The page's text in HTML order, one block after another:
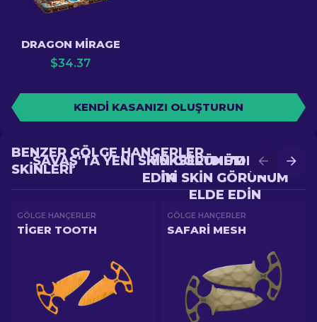
DRAGON MIRAGE
$34.37
KENDI KASANIZI OLUŞTURUN
YÜKSELTME'DE DAHA
IYI SKIN GÖRÜNÜM
ELDE EDIN
SAVAŞ'TA YENI SKIN GÖRÜNÜM ELDE
EDIN
BENZER GÖLGE HANÇERLER
SKINLERI
GÖLGE HANÇERLER
TIGER TOOTH
GÖLGE HANÇERLER
SAFARI MESH